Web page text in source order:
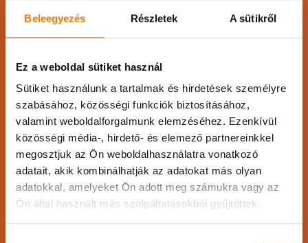
Beleegyezés Részletek A sütikről
Ez a weboldal sütiket használ
Sütiket használunk a tartalmak és hirdetések személyre
szabásához, közösségi funkciók biztosításához,
valamint weboldalforgalmunk elemzéséhez. Ezenkívül
közösségi média-, hirdető- és elemező partnereinkkel
megosztjuk az Ön weboldalhasználatra vonatkozó
adatait, akik kombinálhatják az adatokat más olyan
adatokkal, amelyeket Ön adott meg számukra vagy az
Ön által használt más szolgáltatásokból gyűjtöttek.
Mobil:
+36302709420
E-mail:
info@foxxi.hu
Nyitvatartás:
Hétfő
12:00-18:00
Kedd
12:00-18:00